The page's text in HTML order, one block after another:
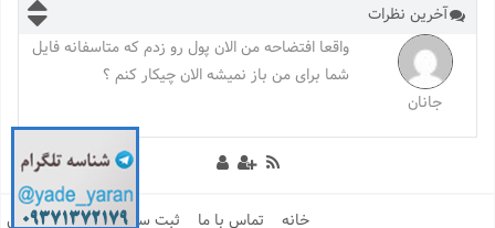
آخرین نظرات
soltan
سلام مهلتی لینک دانلود 24 هست ، برای دانلود وارد
سایت بشید از سوابق خرید دوباره دانلود کنید.مهلتی
پیام بدید.شماره و ای ی بنده گوشه سایت هست
خانه تماس با ما ثبت سفارش طراحی گرافیکی